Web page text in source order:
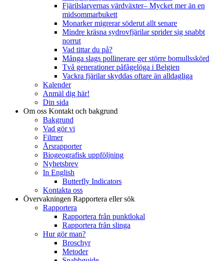
Fjärilslarvernas värdväxter– Mycket mer än en
midsommarbukett
Monarker migrerar söderut allt senare
Mindre kräsna sydrovfjärilar sprider sig snabbt
norrut
Vad tittar du på?
Många slags pollinerare ger större bomullsskörd
Två generationer påfågelöga i Belgien
Vackra fjärilar skyddas oftare än alldagliga
Kalender
Anmäl dig här!
Din sida
Om oss Kontakt och bakgrund
Bakgrund
Vad gör vi
Filmer
Årsrapporter
Biogeografisk uppföljning
Nyhetsbrev
In English
Butterfly Indicators
Kontakta oss
Övervakningen Rapportera eller sök
Rapportera
Rapportera från punktlokal
Rapportera från slinga
Hur gör man?
Broschyr
Metoder